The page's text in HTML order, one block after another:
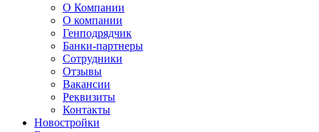
О Компании
О компании
Генподрядчик
Банки-партнеры
Сотрудники
Отзывы
Вакансии
Реквизиты
Контакты
Новостройки